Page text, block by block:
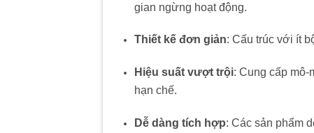
gian ngừng hoạt động.
Thiết kế đơn giản: Cấu trúc với ít
Hiệu suất vượt trội: Cung cấp mô-
hạn chế.
Dễ dàng tích hợp: Các sản phẩm